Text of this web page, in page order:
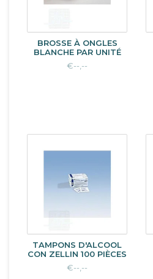
BROSSE À ONGLES
BLANCHE PAR UNITÉ
€--,--
TAMPONS D'ALCOOL
CON ZELLIN 100 PIÈCES
€--,--